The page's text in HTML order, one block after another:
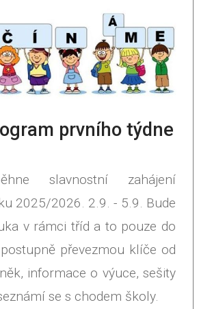
prvního týdne
slavnostní zahájení
2025/2026. 2.9. - 5.9. Bude
v rámci tříd a to pouze do
převezmou klíče od
informace o výuce, sešity
se s chodem školy.